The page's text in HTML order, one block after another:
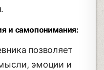
и самопонимания:
позволяет
эмоции и